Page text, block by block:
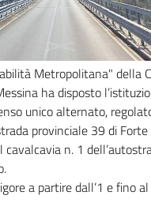
Metropolitana" della
ha disposto
unico alternato,
provinciale 39 di Forte
cavalcavia n. 1
a partire dall’1 e fino